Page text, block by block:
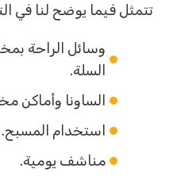
تتمثل فيما يوضح لنا في
وسائل الراحة
السلة.
الساونا وأماكن
استخدام المسبح.
مناشف يومية.